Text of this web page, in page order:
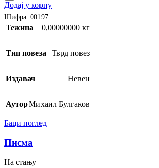
Додај у корпу
Шифра: 00197
Тежина 0,00000000 кг
Тип повеза Тврд повез
Издавач Невен
АуторМихаил Булгаков
Баци поглед
Писма
На стању